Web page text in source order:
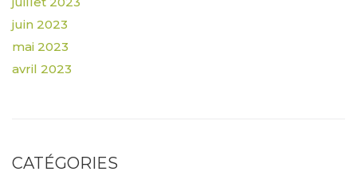
juin 2023
mai 2023
avril 2023
CATÉGORIES